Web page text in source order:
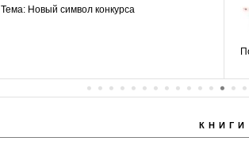
Тема: Новый символ конкурса
КНИГИ